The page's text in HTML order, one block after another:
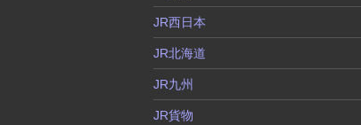
JR西日本
JR北海道
JR九州
JR貨物